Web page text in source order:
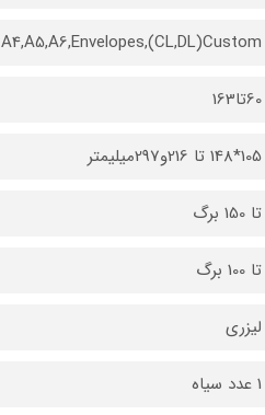
A4,A5,A6,Envelopes,(CL,DL)Custom
60تا163
105*148 تا 216و297میلیمتر
تا 150 برگ
تا 100 برگ
لیزری
1 عدد سیاه